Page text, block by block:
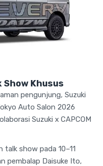
Khusus
pengunjung, Suzuki
Auto Salon 2026
Suzuki x CAPCOM
talk show pada 10–11
pembalap Daisuke Ito,